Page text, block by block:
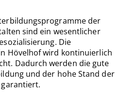
der
sind ein wesentlicher
Die
Hövelhof wird kontinuierlich
Dadurch werden die gute
und der hohe Stand der